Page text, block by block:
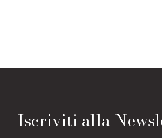
Iscriviti alla